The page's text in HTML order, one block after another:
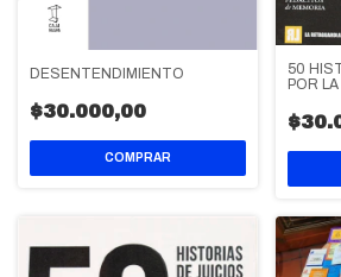
DESENTENDIMIENTO
$30.000,00
50
POR